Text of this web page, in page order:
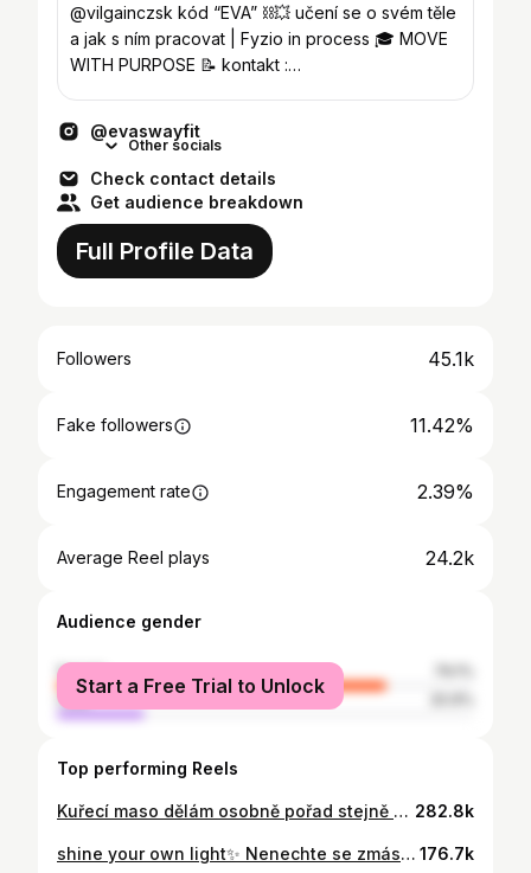
@vilgainczsk kód “EVA” ⛓️‍💥 učení se o svém těle
a jak s ním pracovat | Fyzio in process 🎓 MOVE
WITH PURPOSE 📝 kontakt :
@evaswayfit
Other socials
Check contact details
Get audience breakdown
Full Profile Data
Followers 45.1k
Fake followers 11.42%
Engagement rate 2.39%
Average Reel plays 24.2k
Audience gender
female
male
Start a Free Trial to Unlock
Top performing Reels
Kuřecí maso dělám osobně pořad stejně a to na pánvičce, ale někdy si už říkám, že by to chtělo něco trochu jiného. ( well, stejně se pak vrátím ke klasice, ale teď jsem obsessed s tímhle ) Proto tu mám pro vás dneska recept na tyhle křupavé kuřecí stripsy ✨ Když jsem je dělala poprvé, tak mi to fakt strašně překvapilo. Že takhle jednoduchá věc může být tak dobrá. Proto jsem vám to tu chtěla ukázat. Někdo už asi určitě zná, ale doufám, že se tu objeví i někdo jako já, pro koho to je novinka 🫣 ingredience : - kuřecí maso - kukuřičné lupínky - řecký jogurt - česnek, paprika, sůl a pepř - sweet chilli omáčka postup : Předehřejeme si troubu na 200 °C. Kuřecí maso nakrájíme. S jogurtem smícháme koření a kukuřičné lupínky si rozdrtíme v pytlíku. Maso obalíme nejdříve v jogurtu s pak v lupínkách. Pečeme v troubě 15 minut a otočíme je v půlce + potřeme sweet chilli omáčkou cca 2 minuty předtím, než je vyndáme. A to je vše, dobrou chuť a dejte mi určitě vědět, jak vám chutnali.💬 282.8k
shine your own light✨ Nenechte se zmást, to jak se teď chovám a moje názor na věci byly před pár lety úplně jiné. Byla jsem dost uzavřená a bála jsem se vystoupit ze své komfortní zóny. Až moc mi záleželo na tom, jak mi vidí ostatní a jaký názor budou mít na vše, co dělám, jak vypadám, jaké mám hodnoty a priority . Přizpůsobovala jsem se jejich ideálu. Když se na to koukám zpět, jsem strašně ráda, že jsem se naučila žít podle sebe. Pokud jste to vy, zeptejte se “ Proč to děláte ?” Aby jste zapadly. Aby jste jim ukázaly, že jste dost dobří. Aby jste si je udrželi? Věřte mi, že ti správní lidé vás budou mít rádi pro VÁS. Ale nenajdete je, pokud se nezačnete chovat tak, jací doopravdy jste. Nejde ale jen o lidi okolo, jde o vás samotné. Když začnete dělat věci pro sebe a ne pro ostatní, najdete tak to, co vás reálně naplňuje a baví. Vaše PRAVÉ priority a cíle. I když to nemusí být “podle představ” vašeho okolí, pokud vás to dělá šťastným, nemusí to dávat smysl nikomu jinému. REMEMBER THAT ⭐️ #mindset #fitness #confidence #gym 176.7k